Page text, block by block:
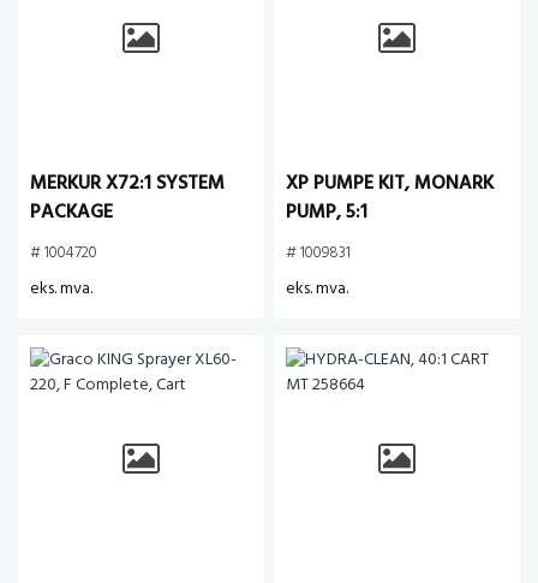
MERKUR X72:1 SYSTEM
PACKAGE
# 1004720
eks. mva.
XP PUMPE KIT, MONARK
PUMP, 5:1
# 1009831
eks. mva.